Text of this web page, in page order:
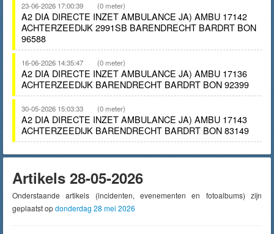
23-06-2026 17:00:39 (0 meter)
A2 DIA DIRECTE INZET AMBULANCE JA) AMBU 17142
ACHTERZEEDIJK 2991SB BARENDRECHT BARDRT BON
96588
16-06-2026 14:35:47 (0 meter)
A2 DIA DIRECTE INZET AMBULANCE JA) AMBU 17136
ACHTERZEEDIJK BARENDRECHT BARDRT BON 92399
30-05-2026 15:03:33 (0 meter)
A2 DIA DIRECTE INZET AMBULANCE JA) AMBU 17143
ACHTERZEEDIJK BARENDRECHT BARDRT BON 83149
Artikels 28-05-2026
Onderstaande artikels (incidenten, evenementen en fotoalbums) zijn
geplaatst opdonderdag 28 mei 2026